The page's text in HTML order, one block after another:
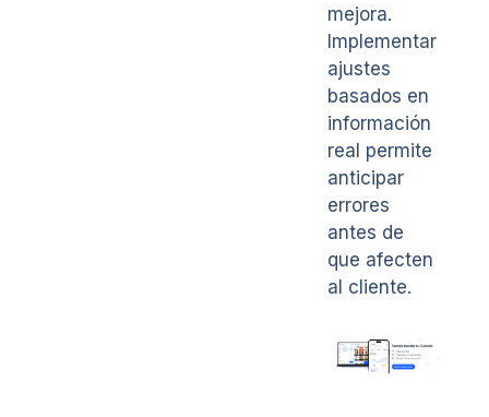
mejora.
Implementar
ajustes
basados en
información
real permite
anticipar
errores
antes de
que afecten
al cliente.